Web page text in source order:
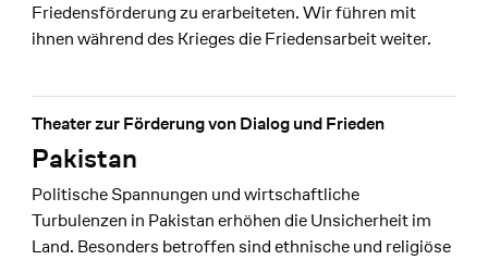
Friedensförderung zu erarbeiteten. Wir führen mit
ihnen während des Krieges die Friedensarbeit weiter.
Pakistan
Theater zur Förderung von Dialog und Frieden
Politische Spannungen und wirtschaftliche
Turbulenzen in Pakistan erhöhen die Unsicherheit im
Land. Besonders betroffen sind ethnische und religiöse